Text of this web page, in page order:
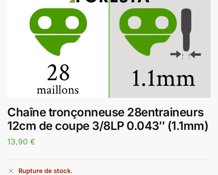
Chaîne tronçonneuse 28entraineurs
12cm de coupe 3/8LP 0.043″ (1.1mm)
13,90 €
Rupture de stock.